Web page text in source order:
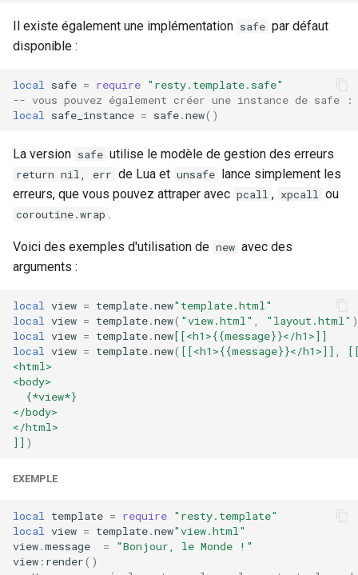
Il existe également une implémentation safe par défaut
disponible :
local safe = require "resty.template.safe"
-- vous pouvez également créer une instance de safe :
local
safe_instance = safe.new()
La version safe utilise le modèle de gestion des erreurs
return nil, err de Lua et unsafe lance simplement les
erreurs, que vous pouvez attraper avec pcall , xpcall ou
coroutine.wrap .
Voici des exemples d'utilisation de new avec des
arguments :
local view = template.new"template.html"
local
view = template.new( "view.html" "layout.html" )
local
view = template.new[[<h1>{{message}}</h1>]]
local
view = template.new( [[<h1>{{message}}</h1>]]
<html>
<body>
  {*view*}
</body>
</html>
]] )
EXEMPLE
local template = require "resty.template"
local
view = template.new"view.html"
view.message =
"Bonjour, le Monde !"
view : render()